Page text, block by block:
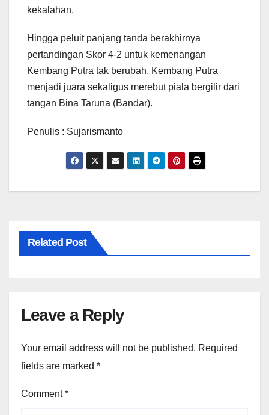
kekalahan.
Hingga peluit panjang tanda berakhirnya
pertandingan Skor 4-2 untuk kemenangan
Kembang Putra tak berubah. Kembang Putra
menjadi juara sekaligus merebut piala bergilir dari
tangan Bina Taruna (Bandar).
Penulis : Sujarismanto
Related Post
Leave a Reply
Your email address will not be published. Required
fields are marked *
Comment*